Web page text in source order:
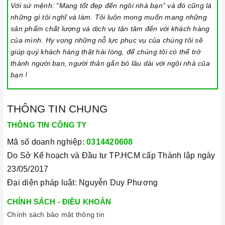
Luôn dùng khăn mềm và khô để vệ sinh mặt bếp, chú ý lau
thật nhẹ để tránh làm trầy xước mặt bếp.
Đối với các vết bẩn cứng đầu, có thể dùng giấy ướt hoặc chất
tẩy rửa chuyên dụng để lau mặt bếp.
Lưu ý chỉ nên thực hiện việc này khi bếp đã nguội và cách xa
thời gian nấu nướng để đảm bảo an toàn.
bếp để tránh làm trầy xước, ảnh hưởng đến cảm ứng bếp từ.
Thường xuyên lau chùi bếp và giữ vệ sinh sạch sẽ để đảm
bảo tuổi thọ của bếp.
3. Tại sao nên chọn mua sản phẩm tại Home Best?
phẩm chính hãng 100%, có nguồn gốc, xuất xứ và chứng từ
rõ ràng.
Chế độ hỗ trợ bảo hành linh hoạt:
Với sứ mệnh: “Mang tốt đẹp đến ngôi nhà bạn” và đó cũng là
những gì tôi nghĩ và làm. Tôi luôn mong muốn mang những
sản phẩm chất lượng và dịch vụ tận tâm đến với khách hàng
của mình. Hy vọng những nỗ lực phục vụ của chúng tôi sẽ
giúp quý khách hàng thật hài lòng, để chúng tôi có thể trở
thành người bạn, người thân gắn bó lâu dài với ngôi nhà của
bạn !
THÔNG TIN CHUNG
THÔNG TIN CÔNG TY
Mã số doanh nghiệp: 0314420608
Do Sở Kế hoạch và Đầu tư TP.HCM cấp Thành lập ngày
23/05/2017
Đại diện pháp luật: Nguyễn Duy Phương
CHÍNH SÁCH - ĐIỀU KHOẢN
Chính sách bảo mật thông tin